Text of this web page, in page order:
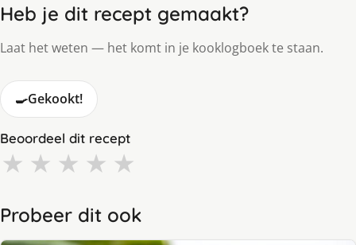
Heb je dit recept gemaakt?
Laat het weten — het komt in je kooklogboek te staan.
🍳Gekookt!
Beoordeel dit recept
★ ★ ★ ★ ★
Probeer dit ook